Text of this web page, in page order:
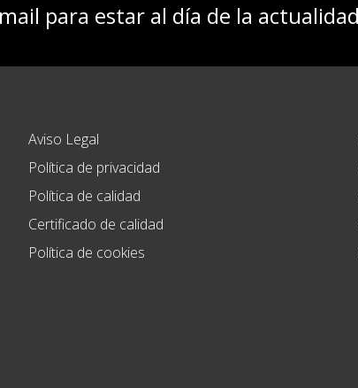
para estar al día de la
Aviso Legal
Política de privacidad
Política de calidad
Certificado de calidad
Política de cookies